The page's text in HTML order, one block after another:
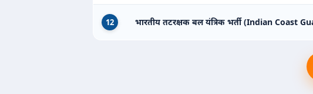
12 भारतीय तटरक्षक बल यंत्रिक भर्ती (Indian Coast